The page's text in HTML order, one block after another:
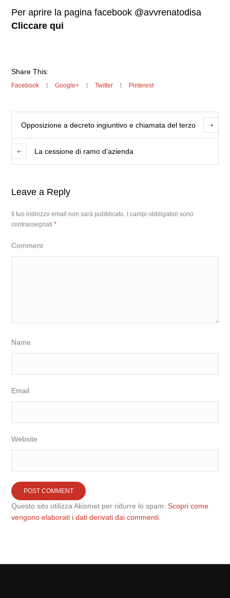
Per aprire la pagina facebook @avvrenatodisa
Cliccare qui
Share This:
Facebook Google+ Twitter Pinterest
Opposizione a decreto ingiuntivo e chiamata del terzo
La cessione di ramo d’azienda
Leave a Reply
Il tuo indirizzo email non sarà pubblicato.
I campi obbligatori sono
contrassegnati*
Comment
Name
Email
Website
Questo sito utilizza Akismet per ridurre lo spam.Scopri come
vengono elaborati i dati derivati dai commenti